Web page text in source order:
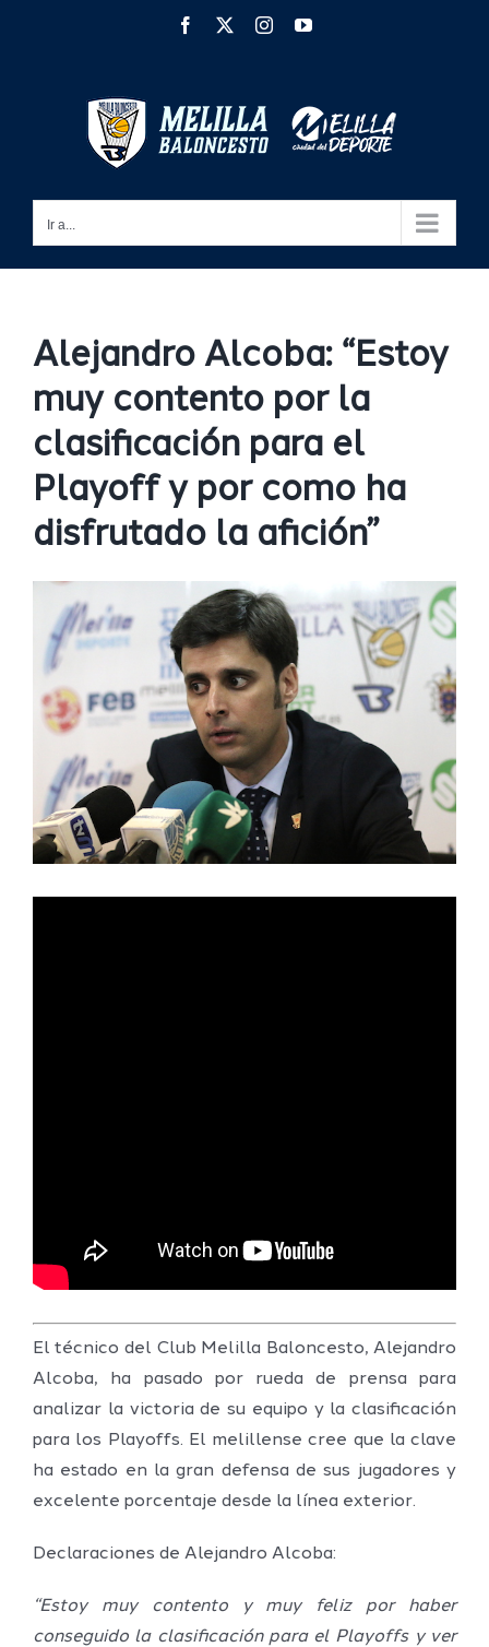
Facebook InstagramYouTube
Ir a...
Alejandro Alcoba: “Estoy
muy contento por la
clasificación para el
Playoff y por como ha
disfrutado la afición”
imagen
más
grande
El técnico del Club Melilla Baloncesto, Alejandro
Alcoba, ha pasado por rueda de prensa para
analizar la victoria de su equipo y la clasificación
para los Playoffs. El melillense cree que la clave
ha estado en la gran defensa de sus jugadores y
excelente porcentaje desde la línea exterior.
Declaraciones de Alejandro Alcoba:
“Estoy muy contento y muy feliz por haber
conseguido la clasificación para el Playoffs y ver